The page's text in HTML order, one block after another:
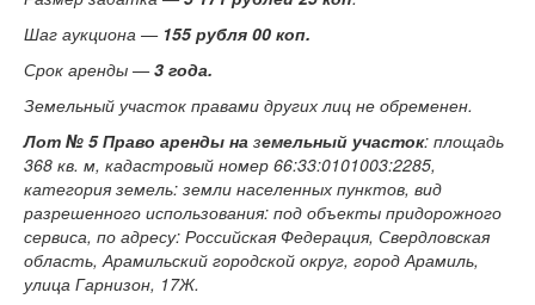
Шаг аукциона — 155 рубля 00 коп.
Срок аренды —3 года.
Земельный участок правами других лиц не обременен.
Лот № 5 Право аренды на земельный участок: площадь
368 кв. м, кадастровый номер 66:33:0101003:2285,
категория земель: земли населенных пунктов, вид
разрешенного использования: под объекты придорожного
сервиса, по адресу: Российская Федерация, Свердловская
область, Арамильский городской округ, город Арамиль,
улица Гарнизон, 17Ж.